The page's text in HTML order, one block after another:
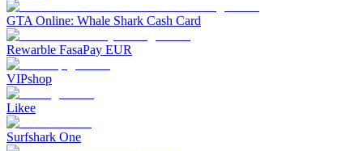
GTA Online: Whale Shark Cash Card
Rewarble FasaPay EUR
VIPshop
Likee
Surfshark One